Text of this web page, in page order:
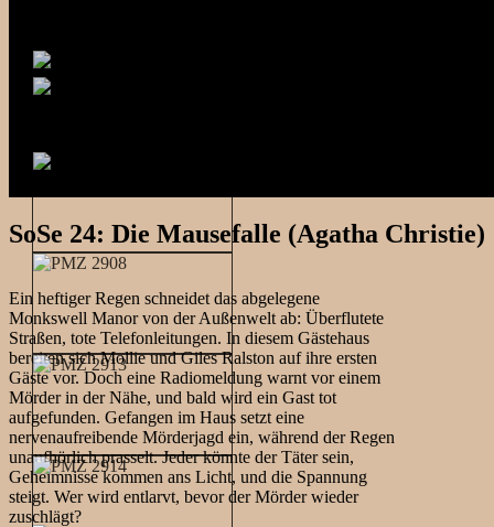
SoSe 24: Die Mausefalle (Agatha Christie)
Ein heftiger Regen schneidet das abgelegene
Monkswell Manor von der Außenwelt ab: Überflutete
Straßen, tote Telefonleitungen. In diesem Gästehaus
bereiten sich Mollie und Giles Ralston auf ihre ersten
Gäste vor. Doch eine Radiomeldung warnt vor einem
Mörder in der Nähe, und bald wird ein Gast tot
aufgefunden. Gefangen im Haus setzt eine
nervenaufreibende Mörderjagd ein, während der Regen
unaufhörlich prasselt. Jeder könnte der Täter sein,
Geheimnisse kommen ans Licht, und die Spannung
steigt. Wer wird entlarvt, bevor der Mörder wieder
zuschlägt?